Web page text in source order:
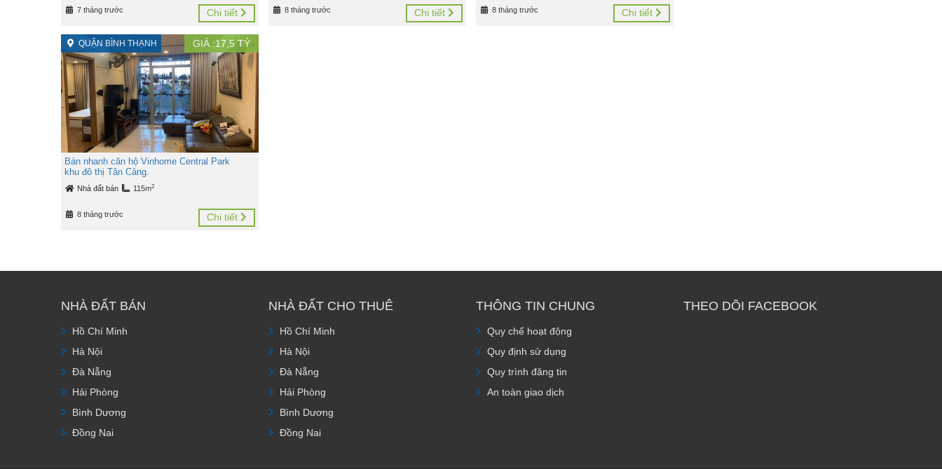
7 tháng trước Chi tiết 8 tháng trước Chi tiết 8 tháng trước Chi tiết
QUẬN BÌNH THẠNH GIÁ :17,5TỶ
Bán nhanh căn hộ Vinhome Central Park
khu đô thị Tân Cảng.
Nhà đất bán 115m2
8 tháng trước Chi tiết
NHÀ ĐẤT BÁN
Hồ Chí Minh
Hà Nội
Đà Nẵng
Hải Phòng
Bình Dương
Đồng Nai
NHÀ ĐẤT CHO THUÊ
Hồ Chí Minh
Hà Nội
Đà Nẵng
Hải Phòng
Bình Dương
Đồng Nai
THÔNG TIN CHUNG
Quy chế hoạt động
Quy định sử dụng
Quy trình đăng tin
An toàn giao dịch
THEO DÕI FACEBOOK